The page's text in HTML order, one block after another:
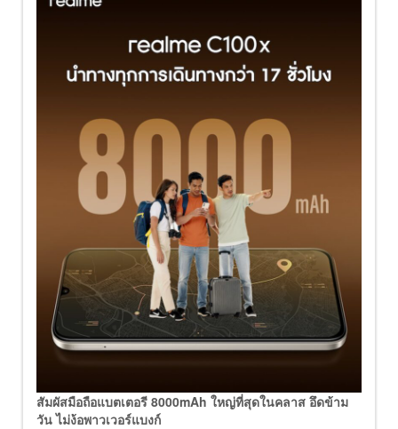
สัมผัสมือถือแบตเตอรี 8000mAh ใหญ่ที่สุดในคลาส อึดข้าม
วัน ไม่ง้อพาวเวอร์แบงก์